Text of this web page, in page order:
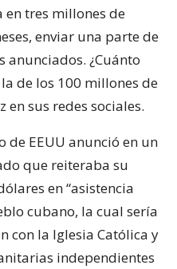
tres millones de
enviar una parte de
anunciados. ¿Cuánto
de los 100 millones de
en sus redes sociales.
de EEUU anunció en un
que reiteraba su
en “asistencia
cubano, la cual sería
con la Iglesia Católica y
independientes